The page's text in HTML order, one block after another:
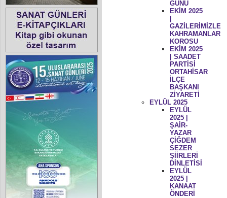
GÜNÜ
EKİM 2025
GAZİLERİMİZLE
KAHRAMANLAR
KOROSU
EKİM 2025
| SAADET
PARTİSİ
ORTAHİSAR
İLÇE
BAŞKANI
ZİYARETİ
EYLÜL 2025
EYLÜL
2025 |
ŞAİR-
YAZAR
ÇİĞDEM
SEZER
ŞİİRLERİ
DİNLETİSİ
EYLÜL
2025 |
KANAAT
ÖNDERİ